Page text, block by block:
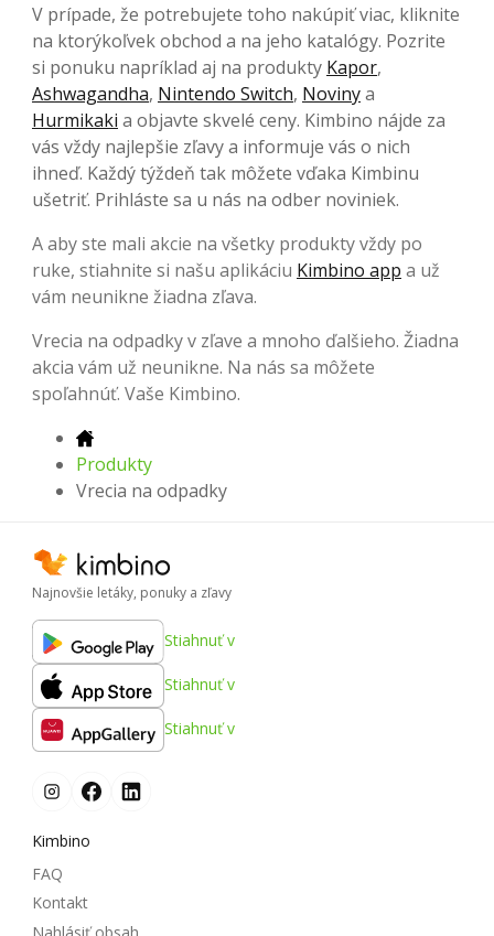
V prípade, že potrebujete toho nakúpiť viac, kliknite
na ktorýkoľvek obchod a na jeho katalógy. Pozrite
si ponuku napríklad aj na produkty Kapor,
Ashwagandha, Nintendo Switch, Novinya
Hurmikaki a objavte skvelé ceny. Kimbino nájde za
vás vždy najlepšie zľavy a informuje vás o nich
ihneď. Každý týždeň tak môžete vďaka Kimbinu
ušetriť. Prihláste sa u nás na odber noviniek.
A aby ste mali akcie na všetky produkty vždy po
ruke, stiahnite si našu aplikáciu Kimbino app a už
vám neunikne žiadna zľava.
Vrecia na odpadky v zľave a mnoho ďalšieho. Žiadna
akcia vám už neunikne. Na nás sa môžete
spoľahnúť. Vaše Kimbino.
Produkty
Vrecia na odpadky
Najnovšie letáky, ponuky a zľavy
Stiahnuť v
Stiahnuť v
Stiahnuť v
Kimbino
FAQ
Kontakt